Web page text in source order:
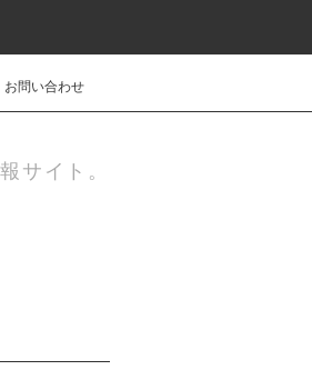
お問い合わせ
サイト。